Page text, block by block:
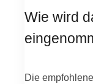
Wie wird
Die